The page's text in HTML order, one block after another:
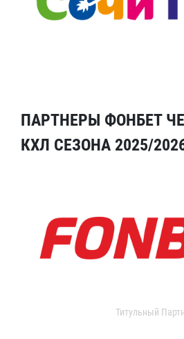
ПАРТНЕРЫ ФОНБЕТ
КХЛ СЕЗОНА 2025/
Титульный